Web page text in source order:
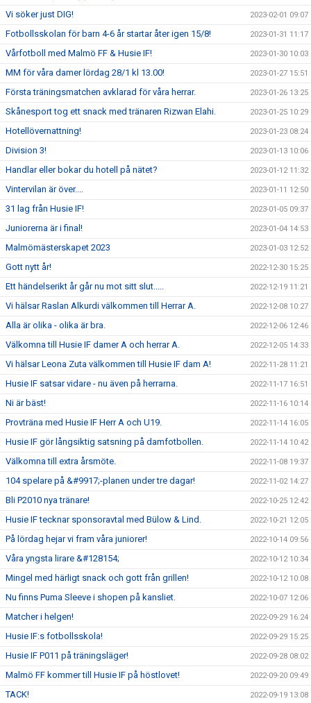
Vi söker just DIG! 2023-02-01 09:07
Fotbollsskolan för barn 4-6 år startar åter igen 15/8! 2023-01-31 11:17
Vårfotboll med Malmö FF & Husie IF! 2023-01-30 10:03
MM för våra damer lördag 28/1 kl 13.00! 2023-01-27 15:51
Första träningsmatchen avklarad för våra herrar. 2023-01-26 13:25
Skånesport tog ett snack med tränaren Rizwan Elahi. 2023-01-25 10:29
Hotellövernattning! 2023-01-23 08:24
Division 3! 2023-01-13 10:06
Handlar eller bokar du hotell på nätet? 2023-01-12 11:32
Vintervilan är över.... 2023-01-11 12:50
31 lag från Husie IF! 2023-01-05 09:37
Juniorerna är i final! 2023-01-04 14:53
Malmömästerskapet 2023 2023-01-03 12:52
Gott nytt år! 2022-12-30 15:25
Ett händelserikt år går nu mot sitt slut..... 2022-12-19 11:21
Vi hälsar Raslan Alkurdi välkommen till Herrar A. 2022-12-08 10:27
Alla är olika - olika är bra. 2022-12-06 12:46
Välkomna till Husie IF damer A och herrar A. 2022-12-05 14:33
Vi hälsar Leona Zuta välkommen till Husie IF dam A! 2022-11-28 11:21
Husie IF satsar vidare - nu även på herrarna. 2022-11-17 16:51
Ni är bäst! 2022-11-16 10:14
Provträna med Husie IF Herr A och U19. 2022-11-14 16:05
Husie IF gör långsiktig satsning på damfotbollen. 2022-11-14 10:42
Välkomna till extra årsmöte. 2022-11-08 19:37
104 spelare på &#9917;-planen under tre dagar! 2022-11-02 14:27
Bli P2010 nya tränare! 2022-10-25 12:42
Husie IF tecknar sponsoravtal med Bülow & Lind. 2022-10-21 12:05
På lördag hejar vi fram våra juniorer! 2022-10-14 09:56
Våra yngsta lirare &#128154; 2022-10-12 10:34
Mingel med härligt snack och gott från grillen! 2022-10-12 10:08
Nu finns Puma Sleeve i shopen på kansliet. 2022-10-07 12:06
Matcher i helgen! 2022-09-29 16:24
Husie IF:s fotbollsskola! 2022-09-29 15:25
Husie IF P011 på träningsläger! 2022-09-28 08:02
Malmö FF kommer till Husie IF på höstlovet! 2022-09-20 09:49
TACK! 2022-09-19 13:08